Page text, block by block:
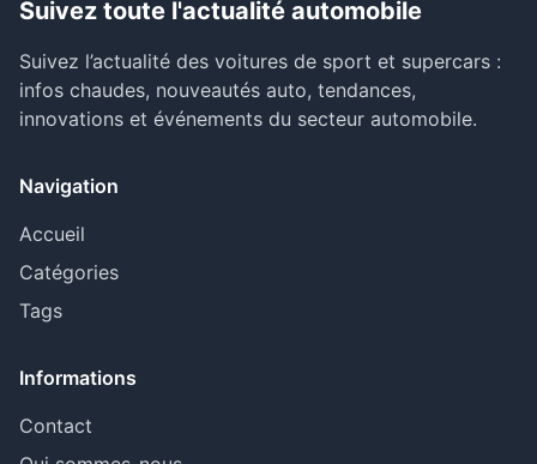
Suivez toute l'actualité automobile
Suivez l’actualité des voitures de sport et supercars :
infos chaudes, nouveautés auto, tendances,
innovations et événements du secteur automobile.
Navigation
Accueil
Catégories
Tags
Informations
Contact